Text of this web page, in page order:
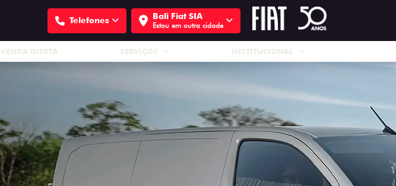
Bali Fiat SIA
Estou em outra cidade
Telefones
VENDA DIRETA SERVIÇOS INSTITUCIONAL